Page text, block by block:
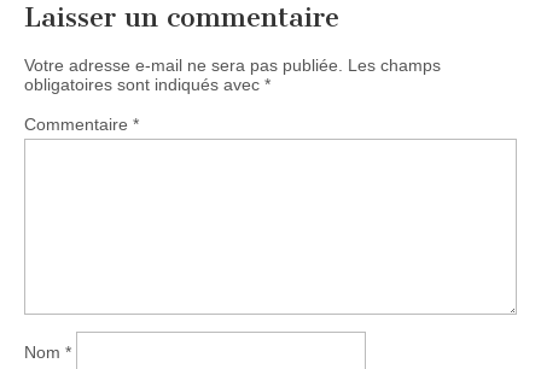
Laisser un commentaire
Votre adresse e-mail ne sera pas publiée.
Les champs
obligatoires sont indiqués avec *
Commentaire *
Nom *